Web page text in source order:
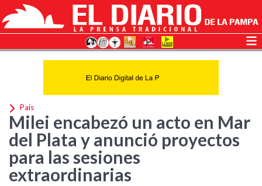
País
Milei encabezó un acto en Mar
del Plata y anunció proyectos
para las sesiones
extraordinarias